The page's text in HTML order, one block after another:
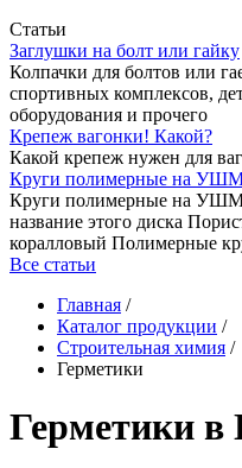
Статьи
Заглушки на болт или гайку
Колпачки для болтов или
спортивных комплексов,
оборудования и прочего
Крепеж вагонки! Какой?
Какой крепеж нужен для
Круги полимерные на УШМ
Круги полимерные на УШМ
название этого диска
коралловый Полимерные
Все статьи
Главная /
Каталог продукции /
Строительная химия /
Герметики
Герметики